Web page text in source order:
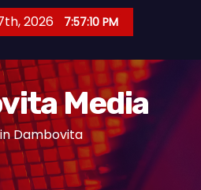
2026 7:57:10 PM
Media
Dambovita